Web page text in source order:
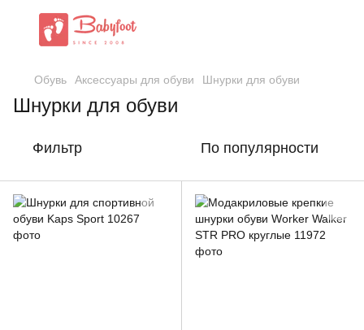
Обувь Аксессуары для обуви Шнурки для обуви
Шнурки для обуви
Фильтр По популярности